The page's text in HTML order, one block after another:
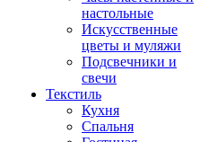
настольные
Искусственные
цветы и муляжи
Подсвечники и
свечи
Текстиль
Кухня
Спальня